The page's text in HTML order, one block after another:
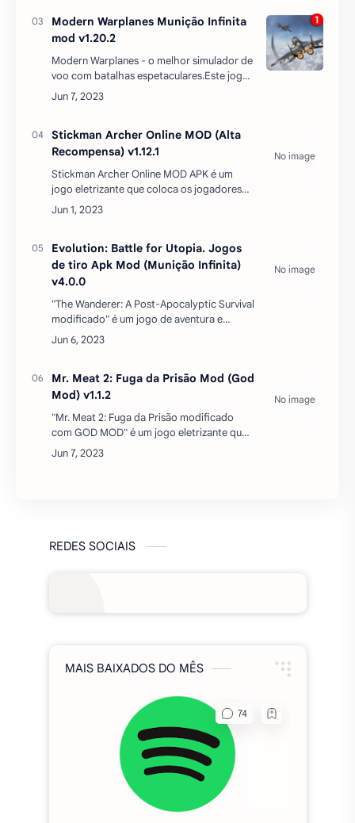
Modern Warplanes Munição Infinita
mod v1.20.2
Modern Warplanes - o melhor simulador de
voo com batalhas espetaculares.Este jogo
pode ser seguramente chamado o melhor
em seu gênero, porque ele combina
Stickman Archer Online MOD (Alta
Recompensa) v1.12.1
Stickman Archer Online MOD APK é um
jogo eletrizante que coloca os jogadores
no controle de um habilidoso arqueiro em
um mundo repleto de ação e desafios. Com
Evolution: Battle for Utopia. Jogos
de tiro Apk Mod (Munição Infinita)
v4.0.0
"The Wanderer: A Post-Apocalyptic Survival
modificado" é um jogo de aventura e
sobrevivência que mergulha os jogadores
em um mundo pós-apocalíptico cheio de
Mr. Meat 2: Fuga da Prisão Mod (God
Mod) v1.1.2
"Mr. Meat 2: Fuga da Prisão modificado
com GOD MOD" é um jogo eletrizante que
coloca os jogadores em uma missão
desafiadora de escapar de uma prisão
REDES SOCIAIS
MAIS BAIXADOS DO MÊS